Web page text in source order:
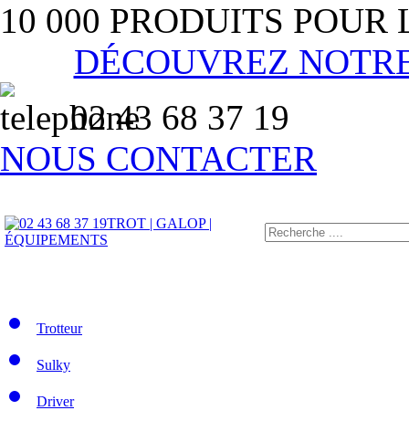
10 000 PRODUITS
DÉCOUVREZ
02 43 68 37 19
NOUS CONTACTER
TROT | GALOP |
ÉQUIPEMENTS
Trotteur
Sulky
Driver